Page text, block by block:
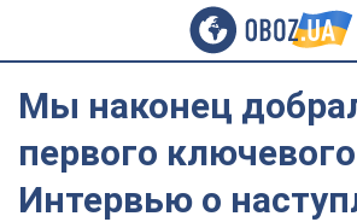
Мы наконец
первого
Интервью о